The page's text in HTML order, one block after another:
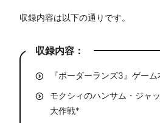
収録内容は以下の通りです。
収録内容：
『ボーダーランズ3』ゲー
モクシィのハンサム・ジャ
大作戦*